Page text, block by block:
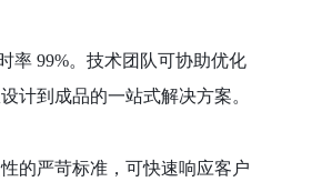
率 99%。技术团队可协助优化
计到成品的一站式解决方案。
的严苛标准，可快速响应客户